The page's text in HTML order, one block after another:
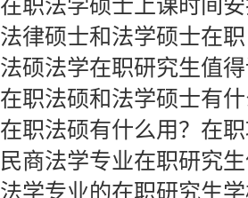
法律硕士和法学硕士在职
法硕法学在职研究生值
在职法硕和法学硕士有什
在职法硕有什么用？在
民商法学专业在职研究
法学专业的在职研究生